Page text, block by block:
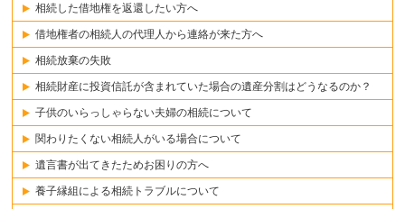
相続した借地権を返還したい方へ
借地権者の相続人の代理人から連絡が来た方へ
相続放棄の失敗
相続財産に投資信託が含まれていた場合の遺産分割はどうなるのか？
子供のいらっしゃらない夫婦の相続について
関わりたくない相続人がいる場合について
遺言書が出てきたためお困りの方へ
養子縁組による相続トラブルについて